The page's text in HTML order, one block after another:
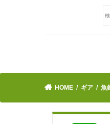
HOME ギア 魚